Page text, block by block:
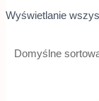
Wyświetlanie